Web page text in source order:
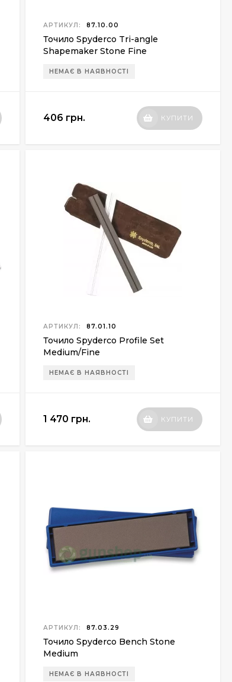
АРТИКУЛ: 87.10.00
Точило Spyderco Tri-angle
Shapemaker Stone Fine
НЕМАЄ В НАЯВНОСТІ
406 грн. КУПИТИ
АРТИКУЛ: 87.01.10
Точило Spyderco Profile Set
Medium/Fine
НЕМАЄ В НАЯВНОСТІ
1 470 грн. КУПИТИ
АРТИКУЛ: 87.03.29
Точило Spyderco Bench Stone
Medium
НЕМАЄ В НАЯВНОСТІ